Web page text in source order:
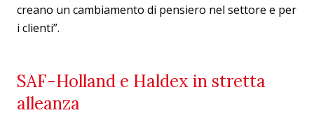
creano un cambiamento di pensiero nel settore e per
i clienti”.
SAF-Holland e Haldex in stretta
alleanza